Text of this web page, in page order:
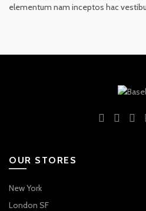
elementum nam inceptos hac
OUR STORES
New York
London SF